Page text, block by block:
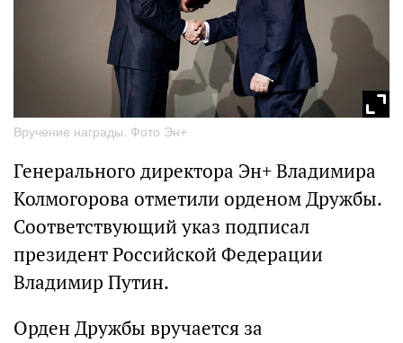
Вручение награды. Фото Эн+
Генерального директора Эн+ Владимира
Колмогорова отметили орденом Дружбы.
Соответствующий указ подписал
президент Российской Федерации
Владимир Путин.
Орден Дружбы вручается за